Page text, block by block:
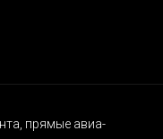
прямые авиа-